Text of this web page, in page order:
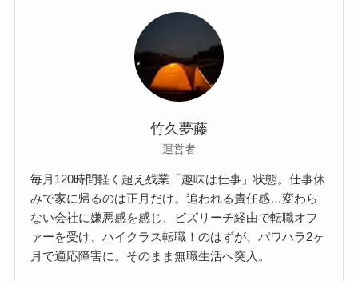
竹久夢藤
運営者
毎月120時間軽く超え残業「趣味は仕事」状態。仕事休
みで家に帰るのは正月だけ。追われる責任感…変わら
ない会社に嫌悪感を感じ、ビズリーチ経由で転職オフ
ァーを受け、ハイクラス転職！のはずが、パワハラ2ヶ
月で適応障害に。そのまま無職生活へ突入。